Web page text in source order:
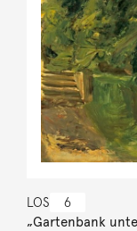
LOS 6
„Gartenbank